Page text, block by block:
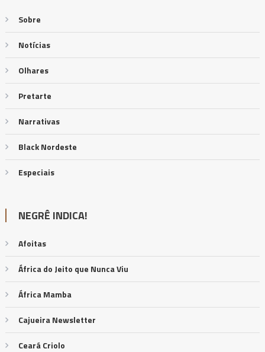
Sobre
Notícias
Olhares
Pretarte
Narrativas
Black Nordeste
Especiais
NEGRÊ INDICA!
Afoitas
África do Jeito que Nunca Viu
África Mamba
Cajueira Newsletter
Ceará Criolo